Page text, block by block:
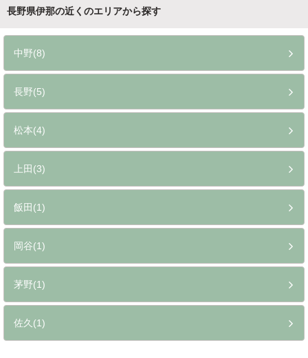
長野県伊那の近くのエリアから探す
中野(8)
長野(5)
松本(4)
上田(3)
飯田(1)
岡谷(1)
茅野(1)
佐久(1)